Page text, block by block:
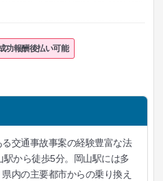
功報酬後払い可能
交通事故事案の経験豊富な法
から徒歩5分。岡山駅には多
内の主要都市からの乗り換え